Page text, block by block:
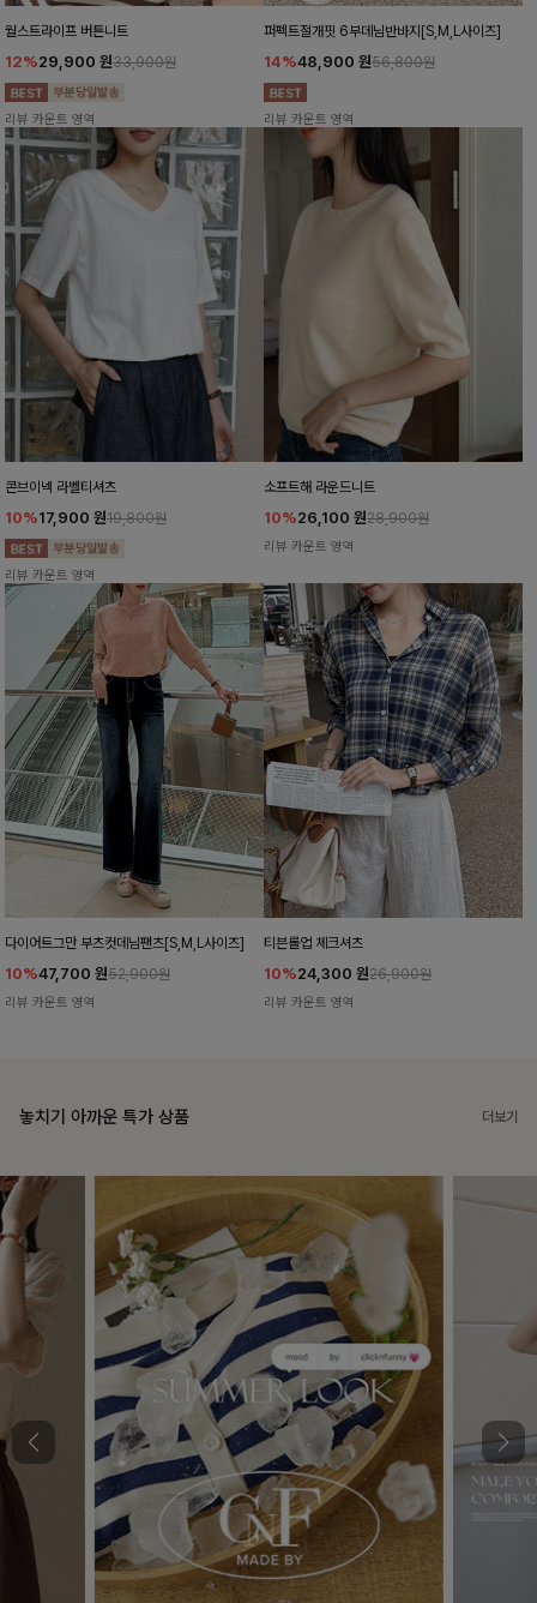
월스트라이프 버튼니트
12%29,900 원33,900원
리뷰 카운트 영역
퍼펙트절개핏 6부데님반바지[S,M,L사이즈]
14%48,900 원56,800원
리뷰 카운트 영역
콘브이넥 라벨티셔츠
10%17,900 원19,800원
리뷰 카운트 영역
소프트해 라운드니트
10%26,100 원28,900원
리뷰 카운트 영역
다이어트그만 부츠컷데님팬츠[S,M,L사이즈]
10%47,700 원52,900원
리뷰 카운트 영역
티븐롤업 체크셔츠
10%24,300 원26,900원
리뷰 카운트 영역
놓치기 아까운 특가 상품 더보기